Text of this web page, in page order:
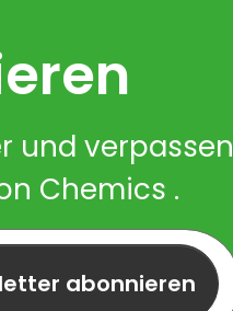
und verpassen
Chemics .
abonnieren